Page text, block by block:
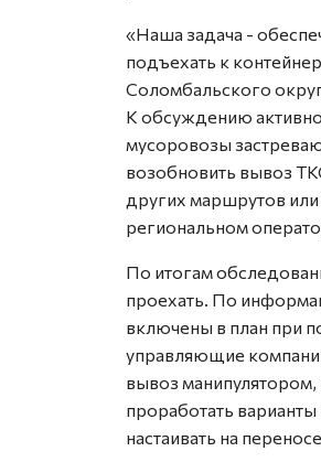
«Наша задача -
подъехать к
Соломбальского
К обсуждению
мусоровозы
возобновить вывоз
других маршрутов
региональном
По итогам
проехать. По
включены в план при
управляющие
вывоз
проработать
настаивать на